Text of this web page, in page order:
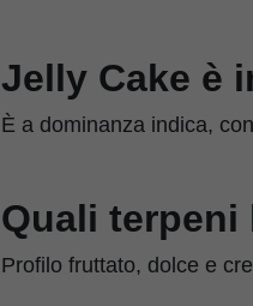
Jelly Cake è
È a dominanza indica,
Quali terpeni
Profilo fruttato, dolce e